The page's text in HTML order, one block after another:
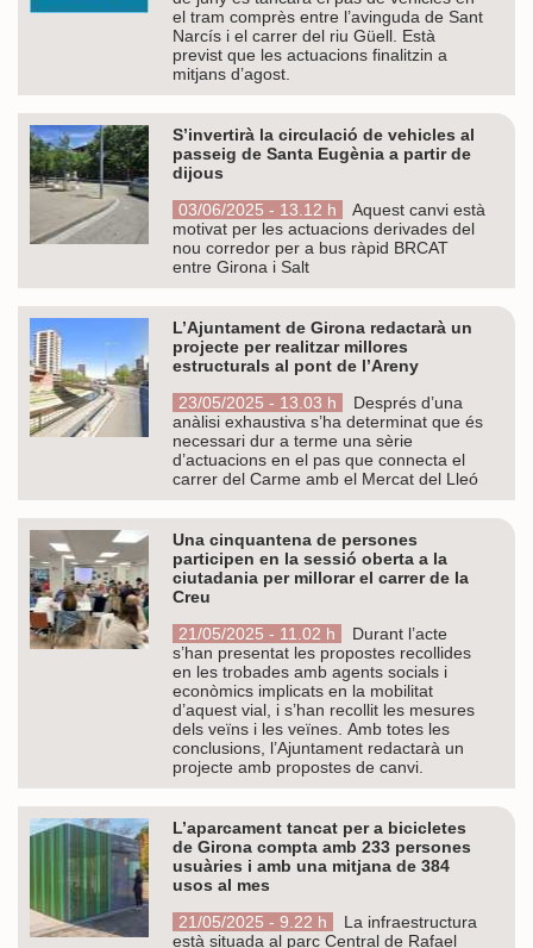
el tram comprès entre l’avinguda de Sant
Narcís i el carrer del riu Güell. Està
previst que les actuacions finalitzin a
mitjans d’agost.
S’invertirà la circulació de vehicles al
passeig de Santa Eugènia a partir de
dijous
03/06/2025 - 13.12 h
Aquest canvi està
motivat per les actuacions derivades del
nou corredor per a bus ràpid BRCAT
entre Girona i Salt
L’Ajuntament de Girona redactarà un
projecte per realitzar millores
estructurals al pont de l’Areny
23/05/2025 - 13.03 h
Després d’una
anàlisi exhaustiva s’ha determinat que és
necessari dur a terme una sèrie
d’actuacions en el pas que connecta el
carrer del Carme amb el Mercat del Lleó
Una cinquantena de persones
participen en la sessió oberta a la
ciutadania per millorar el carrer de la
Creu
21/05/2025 - 11.02 h
Durant l’acte
s’han presentat les propostes recollides
en les trobades amb agents socials i
econòmics implicats en la mobilitat
d’aquest vial, i s’han recollit les mesures
dels veïns i les veïnes. Amb totes les
conclusions, l’Ajuntament redactarà un
projecte amb propostes de canvi.
L’aparcament tancat per a bicicletes
de Girona compta amb 233 persones
usuàries i amb una mitjana de 384
usos al mes
21/05/2025 - 9.22 h
La infraestructura
està situada al parc Central de Rafael